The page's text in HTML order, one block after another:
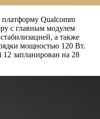
Qualcomm
с главным модулем
а также
мощностью 120 Вт.
запланирован на 28